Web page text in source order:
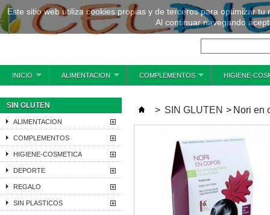
INICIO ALIMENTACION COMPLEMENTOS HIGIENE-
SIN GLUTEN
ALIMENTACION
COMPLEMENTOS
HIGIENE-COSMETICA
DEPORTE
REGALO
SIN PLASTICOS
> SIN GLUTEN > Nori en
Este sitio web utiliza cookies propias y de terceros para optimizar
Al continuar navegando